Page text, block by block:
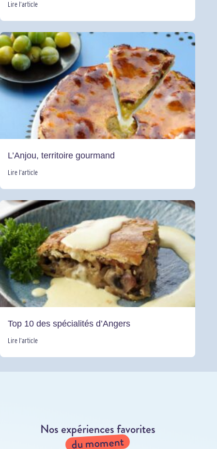
Lire l’article
L’Anjou, territoire gourmand
Lire l’article
Top 10 des spécialités d’Angers
Lire l’article
Nos expériences favorites
du moment